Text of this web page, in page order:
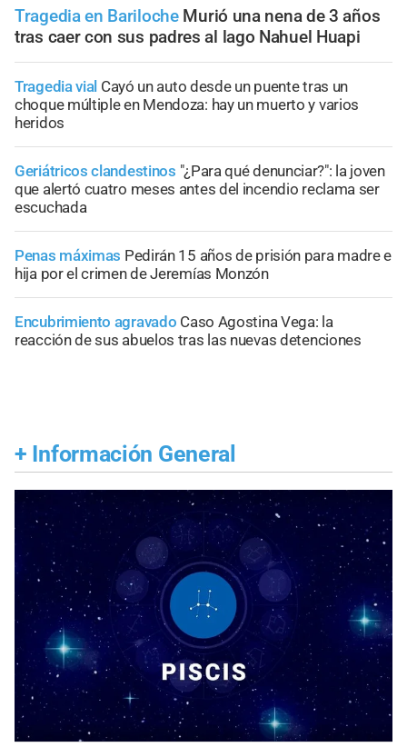
Tragedia en Bariloche Murió una nena de 3 años
tras caer con sus padres al lago Nahuel Huapi
Tragedia vial Cayó un auto desde un puente tras un
choque múltiple en Mendoza: hay un muerto y varios
heridos
Geriátricos clandestinos "¿Para qué denunciar?": la joven
que alertó cuatro meses antes del incendio reclama ser
escuchada
Penas máximas Pedirán 15 años de prisión para madre e
hija por el crimen de Jeremías Monzón
Encubrimiento agravado Caso Agostina Vega: la
reacción de sus abuelos tras las nuevas detenciones
+ Información General